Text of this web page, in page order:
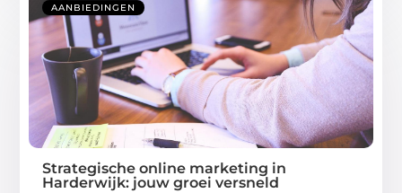
AANBIEDINGEN
Strategische online marketing in
Harderwijk: jouw groei versneld